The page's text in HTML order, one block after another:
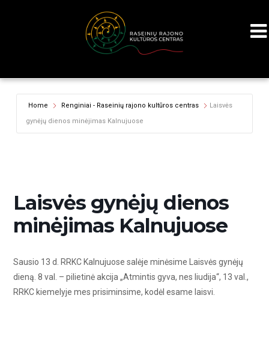
Home Renginiai - Raseinių rajono kultūros centras
Laisvės
gynėjų dienos minėjimas Kalnujuose
Laisvės gynėjų dienos
minėjimas Kalnujuose
Sausio 13 d. RRKC Kalnujuose salėje minėsime Laisvės gynėjų
dieną. 8 val. – pilietinė akcija „Atmintis gyva, nes liudija“, 13 val.,
RRKC kiemelyje mes prisiminsime, kodėl esame laisvi.